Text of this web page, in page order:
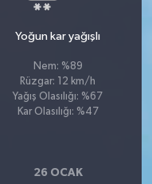
Yoğun kar yağışlı
Nem: %89
Rüzgar: 12 km/h
Yağış Olasılığı: %67
Kar Olasılığı: %47
26 OCAK